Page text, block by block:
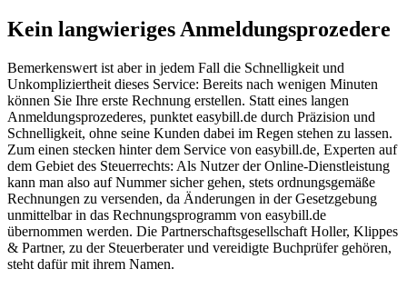
Kein langwieriges Anmeldungsprozedere
Bemerkenswert ist aber in jedem Fall die Schnelligkeit und
Unkompliziertheit dieses Service: Bereits nach wenigen Minuten
können Sie Ihre erste Rechnung erstellen. Statt eines langen
Anmeldungsprozederes, punktet easybill.de durch Präzision und
Schnelligkeit, ohne seine Kunden dabei im Regen stehen zu lassen.
Zum einen stecken hinter dem Service von easybill.de, Experten auf
dem Gebiet des Steuerrechts: Als Nutzer der Online-Dienstleistung
kann man also auf Nummer sicher gehen, stets ordnungsgemäße
Rechnungen zu versenden, da Änderungen in der Gesetzgebung
unmittelbar in das Rechnungsprogramm von easybill.de
übernommen werden. Die Partnerschaftsgesellschaft Holler, Klippes
& Partner, zu der Steuerberater und vereidigte Buchprüfer gehören,
steht dafür mit ihrem Namen.